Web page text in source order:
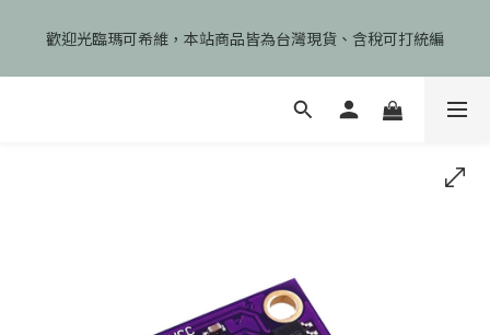
享99元免運卷！
歡迎光臨瑪可希維，本站商品皆為台灣現貨、含稅可打統編
🎉慶開幕🎉期間限定註冊會員即享199元免運、會員首次下單加碼